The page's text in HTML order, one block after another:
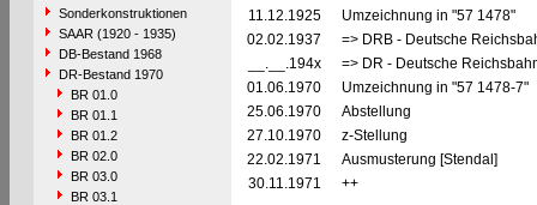
Sonderkonstruktionen
SAAR (1920 - 1935)
DB-Bestand 1968
DR-Bestand 1970
BR 01.0
BR 01.1
BR 01.2
BR 02.0
BR 03.0
BR 03.1
11.12.1925
Umzeichnung in "57 1478"
02.02.1937
=> DRB - Deutsche
__.__.194x
=> DR - Deutsche
01.06.1970
Umzeichnung in "57 1478-7"
25.06.1970
Abstellung
27.10.1970
z-Stellung
22.02.1971
Ausmusterung [Stendal]
30.11.1971
++